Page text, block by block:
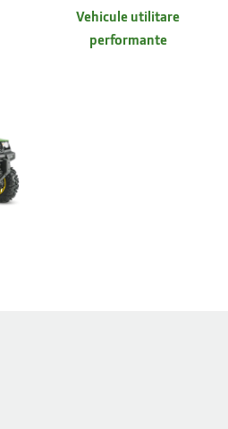
Vehicule utilitare
performante